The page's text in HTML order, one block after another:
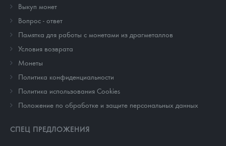
Выкуп монет
Вопрос - ответ
Памятка для работы с монетами из драгметаллов
Условия возврата
Монеты
Политика конфиденциальности
Политика использования Cookies
Положение по обработке и защите персональных данных
СПЕЦ ПРЕДЛОЖЕНИЯ